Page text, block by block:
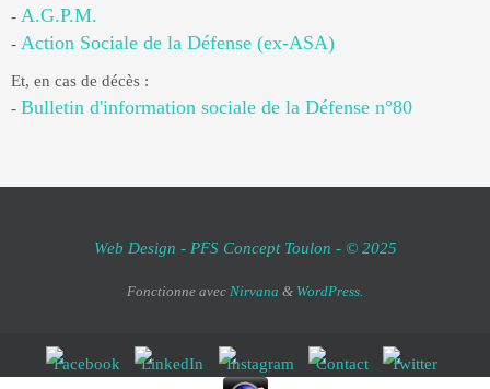
- A.G.P.M.
- Action Sociale de la Défense (ex-ASA)
Et, en cas de décès :
- Bulletin d'information sociale de la Défense n°80
Web Design - PFS Concept Toulon - © 2025
Fonctionne avec Nirvana & WordPress.